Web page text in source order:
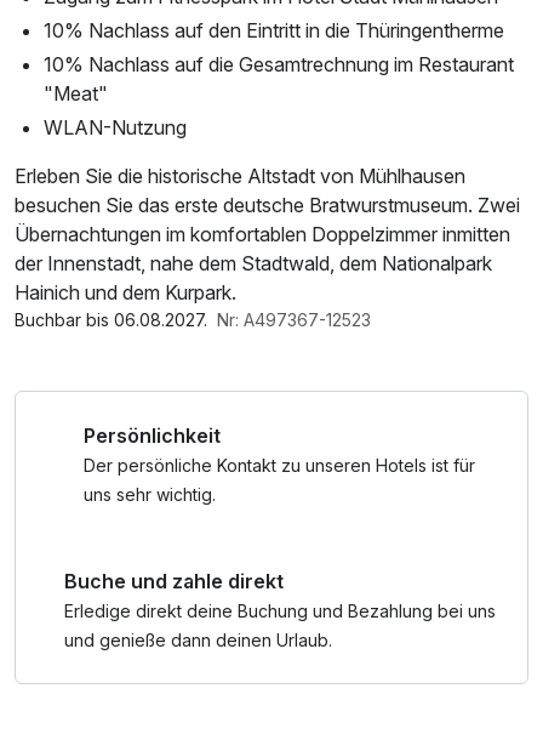
10% Nachlass auf den Eintritt in die Thüringentherme
10% Nachlass auf die Gesamtrechnung im Restaurant
"Meat"
WLAN-Nutzung
Erleben Sie die historische Altstadt von Mühlhausen
besuchen Sie das erste deutsche Bratwurstmuseum. Zwei
Übernachtungen im komfortablen Doppelzimmer inmitten
der Innenstadt, nahe dem Stadtwald, dem Nationalpark
Hainich und dem Kurpark.
Buchbar bis 06.08.2027. Nr: A497367-12523
Persönlichkeit
Der persönliche Kontakt zu unseren Hotels ist für
uns sehr wichtig.
Buche und zahle direkt
Erledige direkt deine Buchung und Bezahlung bei uns
und genieße dann deinen Urlaub.